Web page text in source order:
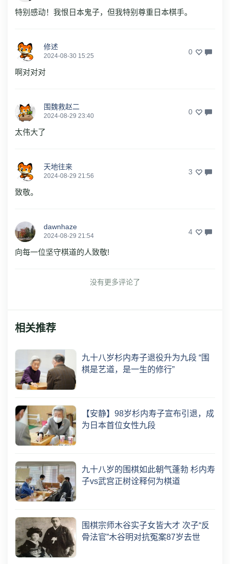
特别感动！我恨日本鬼子，但我特别尊重日本棋手。
修述
2024-08-30 15:25 0
啊对对对
围魏救赵二
2024-08-29 23:40 0
太伟大了
天地往来
2024-08-29 21:56 3
致敬。
dawnhaze
2024-08-29 21:54 4
向每一位坚守棋道的人致敬!
没有更多评论了
相关推荐
九十八岁杉内寿子退役升为九段 “围
棋是艺道，是一生的修行”
【安静】98岁杉内寿子宣布引退，成
为日本首位女性九段
九十八岁的围棋如此朝气蓬勃 杉内寿
子vs武宫正树诠释何为棋道
围棋宗师木谷实子女皆大才 次子“反
骨法官”木谷明对抗冤案87岁去世